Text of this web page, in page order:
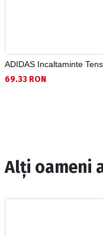
ADIDAS Incaltaminte
69.33 RON
Alți oameni